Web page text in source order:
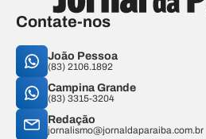
Contate-nos
João Pessoa
(83) 2106.1892
Campina Grande
(83) 3315-3204
Redação
jornalismo@jornaldaparaiba.com.br